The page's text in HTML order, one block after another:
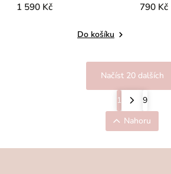
1 590 Kč
Do košíku
790 Kč
Načíst 20 dalších
1
9
Nahoru